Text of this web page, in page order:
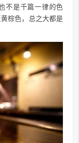
不是千篇一律的色
棕色，总之大都是